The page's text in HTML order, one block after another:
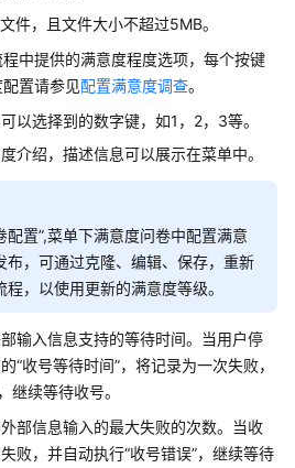
件，且文件大小不超过5MB。
中提供的满意度程度选项，每个按键
置请参见配置满意度调查。
以选择到的数字键，如1，2，3等。
介绍，描述信息可以展示在菜单中。
配置”,菜单下满意度问卷中配置满意
布，可通过克隆、编辑、保存，重新
，以使用更新的满意度等级。
输入信息支持的等待时间。当用户停
“收号等待时间”，将记录为一次失败，
继续等待收号。
部信息输入的最大失败的次数。当收
败，并自动执行“收号错误”，继续等待